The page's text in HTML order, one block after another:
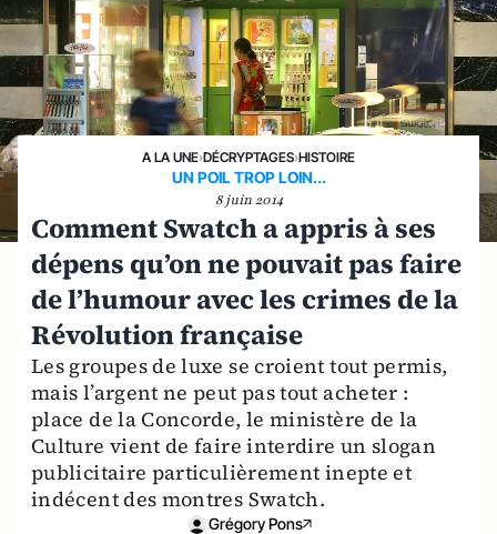
A LA UNE›DÉCRYPTAGES›HISTOIRE
UN POIL TROP LOIN...
8 juin 2014
Comment Swatch a appris à ses
dépens qu’on ne pouvait pas faire
de l’humour avec les crimes de la
Révolution française
Les groupes de luxe se croient tout permis,
mais l’argent ne peut pas tout acheter :
place de la Concorde, le ministère de la
Culture vient de faire interdire un slogan
publicitaire particulièrement inepte et
indécent des montres Swatch.
Grégory Pons